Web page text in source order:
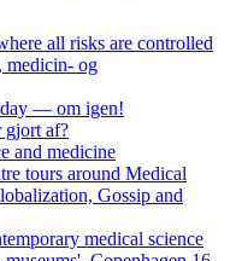
all risks are controlled
medicin- og
— om igen!
gjort af?
and medicine
tours around Medical
Gossip and
medical science